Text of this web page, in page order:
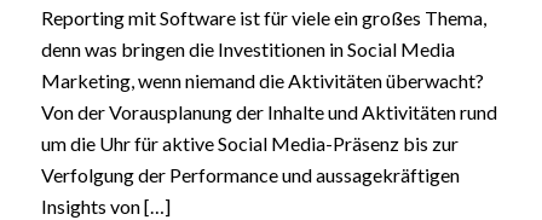
Reporting mit Software ist für viele ein großes Thema,
denn was bringen die Investitionen in Social Media
Marketing, wenn niemand die Aktivitäten überwacht?
Von der Vorausplanung der Inhalte und Aktivitäten rund
um die Uhr für aktive Social Media-Präsenz bis zur
Verfolgung der Performance und aussagekräftigen
Insights von […]